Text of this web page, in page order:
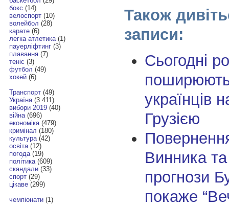
бокс (14)
велоспорт(10)
волейбол (28)
карате(6)
легка атлетика(1)
пауерліфтинг(3)
плавання(7)
теніс (3)
футбол (49)
хокей(6)
Транспорт(49)
Україна(3 411)
вибори 2019(40)
війна(696)
економіка(479)
кримінал (180)
культура(42)
освіта(12)
погода(19)
політика(609)
скандали(33)
спорт(29)
цікаве(299)
чемпіонати(1)
Також
записи:
Сьогодні
українців
Грузією
Винника та
прогнози
покаже